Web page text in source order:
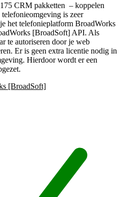
CRM pakketten – koppelen
is zeer
het telefonieplatform BroadWorks
[BroadSoft] API. Als
te autoriseren door je web
Er is geen extra licentie nodig in
Hierdoor wordt er een
[BroadSoft]